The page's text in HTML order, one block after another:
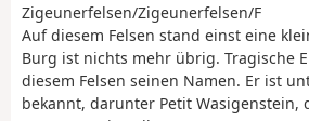
Zigeunerfelsen/Zigeunerfelsen/F
Auf diesem Felsen stand einst eine
Burg ist nichts mehr übrig. Tragische
diesem Felsen seinen Namen. Er ist
bekannt, darunter Petit Wasigenstein,